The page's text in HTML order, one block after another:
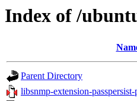
Index of /
Parent Directory
libsnmp-extension-